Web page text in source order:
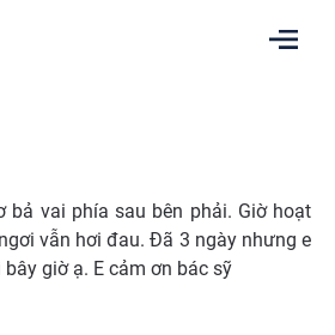
bả vai phía sau bên phải. Giờ hoạt
vẫn hơi đau. Đã 3 ngày nhưng e
giờ ạ. E cảm ơn bác sỹ